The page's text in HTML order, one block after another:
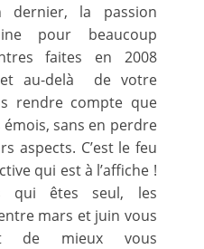
dernier, la passion
pour beaucoup
faites en 2008
et au-delà de votre
rendre compte que
sans en perdre
aspects. C’est le feu
qui est à l’affiche !
qui êtes seul, les
mars et juin vous
de mieux vous